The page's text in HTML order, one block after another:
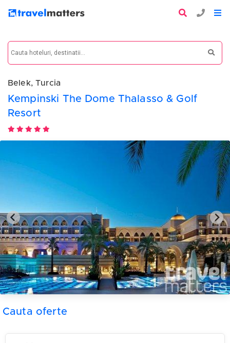
Belek, Turcia
Kempinski The Dome Thalasso & Golf
Resort
Cauta oferte